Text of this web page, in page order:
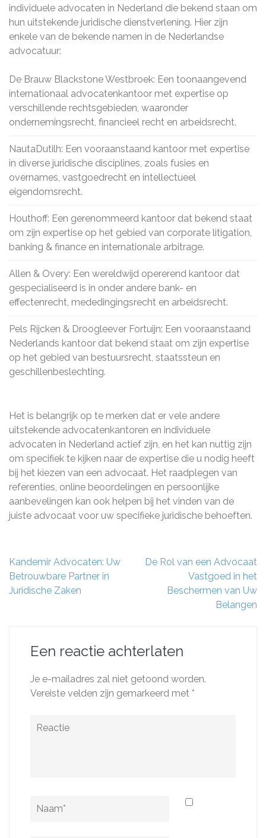
individuele advocaten in Nederland die bekend staan om
hun uitstekende juridische dienstverlening. Hier zijn
enkele van de bekende namen in de Nederlandse
advocatuur:
De Brauw Blackstone Westbroek: Een toonaangevend
internationaal advocatenkantoor met expertise op
verschillende rechtsgebieden, waaronder
ondernemingsrecht, financieel recht en arbeidsrecht.
NautaDutilh: Een vooraanstaand kantoor met expertise
in diverse juridische disciplines, zoals fusies en
overnames, vastgoedrecht en intellectueel
eigendomsrecht.
Houthoff: Een gerenommeerd kantoor dat bekend staat
om zijn expertise op het gebied van corporate litigation,
banking & finance en internationale arbitrage.
Allen & Overy: Een wereldwijd opererend kantoor dat
gespecialiseerd is in onder andere bank- en
effectenrecht, mededingingsrecht en arbeidsrecht.
Pels Rijcken & Droogleever Fortuijn: Een vooraanstaand
Nederlands kantoor dat bekend staat om zijn expertise
op het gebied van bestuursrecht, staatssteun en
geschillenbeslechting.
Het is belangrijk op te merken dat er vele andere
uitstekende advocatenkantoren en individuele
advocaten in Nederland actief zijn, en het kan nuttig zijn
om specifiek te kijken naar de expertise die u nodig heeft
bij het kiezen van een advocaat. Het raadplegen van
referenties, online beoordelingen en persoonlijke
aanbevelingen kan ook helpen bij het vinden van de
juiste advocaat voor uw specifieke juridische behoeften.
Berichtnavigatie
Kandemir Advocaten: Uw
Betrouwbare Partner in
Juridische Zaken
De Rol van een Advocaat
Vastgoed in het
Beschermen van Uw
Belangen
Een reactie achterlaten
Je e-mailadres zal niet getoond worden.
Vereiste velden zijn gemarkeerd met *
Reactie
Naam